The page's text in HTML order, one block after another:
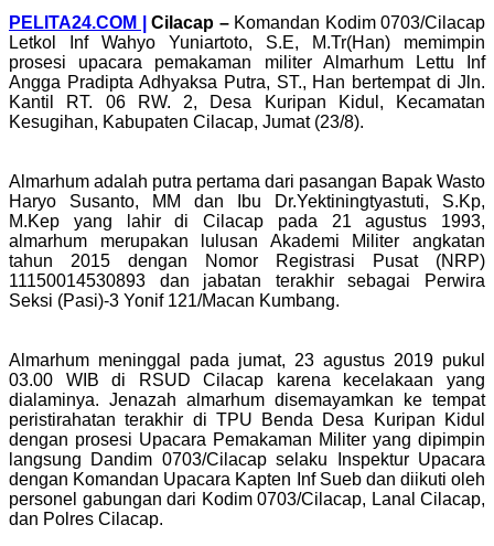
PELITA24.COM | Cilacap – Komandan Kodim 0703/Cilacap
Letkol Inf Wahyo Yuniartoto, S.E, M.Tr(Han) memimpin
prosesi upacara pemakaman militer Almarhum Lettu Inf
Angga Pradipta Adhyaksa Putra, ST., Han bertempat di Jln.
Kantil RT. 06 RW. 2, Desa Kuripan Kidul, Kecamatan
Kesugihan, Kabupaten Cilacap, Jumat (23/8).
Almarhum adalah putra pertama dari pasangan Bapak Wasto
Haryo Susanto, MM dan Ibu Dr.Yektiningtyastuti, S.Kp,
M.Kep yang lahir di Cilacap pada 21 agustus 1993,
almarhum merupakan lulusan Akademi Militer angkatan
tahun 2015 dengan Nomor Registrasi Pusat (NRP)
11150014530893 dan jabatan terakhir sebagai Perwira
Seksi (Pasi)-3 Yonif 121/Macan Kumbang.
Almarhum meninggal pada jumat, 23 agustus 2019 pukul
03.00 WIB di RSUD Cilacap karena kecelakaan yang
dialaminya. Jenazah almarhum disemayamkan ke tempat
peristirahatan terakhir di TPU Benda Desa Kuripan Kidul
dengan prosesi Upacara Pemakaman Militer yang dipimpin
langsung Dandim 0703/Cilacap selaku Inspektur Upacara
dengan Komandan Upacara Kapten Inf Sueb dan diikuti oleh
personel gabungan dari Kodim 0703/Cilacap, Lanal Cilacap,
dan Polres Cilacap.